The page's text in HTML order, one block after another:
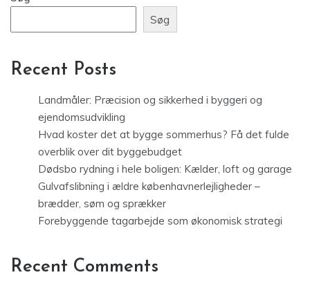
Søg
Recent Posts
Landmåler: Præcision og sikkerhed i byggeri og
ejendomsudvikling
Hvad koster det at bygge sommerhus? Få det fulde
overblik over dit byggebudget
Dødsbo rydning i hele boligen: Kælder, loft og garage
Gulvafslibning i ældre københavnerlejligheder –
brædder, søm og sprækker
Forebyggende tagarbejde som økonomisk strategi
Recent Comments